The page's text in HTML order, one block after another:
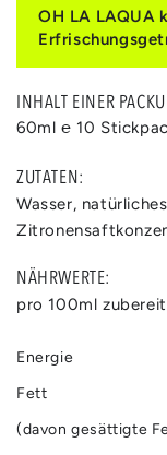
OH LA LAQUA
INHALT EINER
60ml ℮ 10
ZUTATEN:
Wasser,
NÄHRWERTE:
pro 100ml
Energie
Fett
(davon gesättigte